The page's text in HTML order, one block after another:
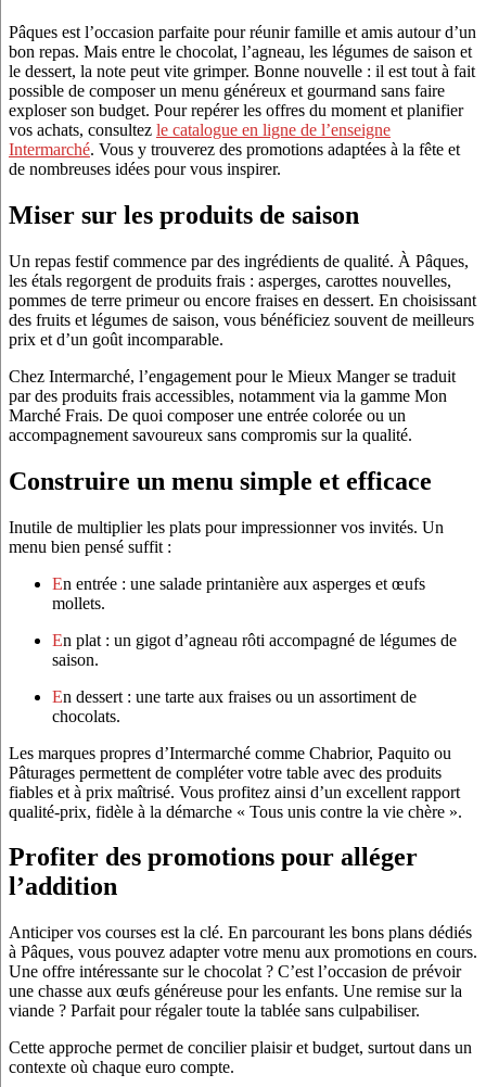
Pâques est l’occasion parfaite pour réunir famille et amis autour d’un
bon repas. Mais entre le chocolat, l’agneau, les légumes de saison et
le dessert, la note peut vite grimper. Bonne nouvelle : il est tout à fait
possible de composer un menu généreux et gourmand sans faire
exploser son budget. Pour repérer les offres du moment et planifier
vos achats, consultez le catalogue en ligne de l’enseigne
Intermarché. Vous y trouverez des promotions adaptées à la fête et
de nombreuses idées pour vous inspirer.
Miser sur les produits de saison
Un repas festif commence par des ingrédients de qualité. À Pâques,
les étals regorgent de produits frais : asperges, carottes nouvelles,
pommes de terre primeur ou encore fraises en dessert. En choisissant
des fruits et légumes de saison, vous bénéficiez souvent de meilleurs
prix et d’un goût incomparable.
Chez Intermarché, l’engagement pour le Mieux Manger se traduit
par des produits frais accessibles, notamment via la gamme Mon
Marché Frais. De quoi composer une entrée colorée ou un
accompagnement savoureux sans compromis sur la qualité.
Construire un menu simple et efficace
Inutile de multiplier les plats pour impressionner vos invités. Un
menu bien pensé suffit :
En entrée : une salade printanière aux asperges et œufs
mollets.
En plat : un gigot d’agneau rôti accompagné de légumes de
saison.
En dessert : une tarte aux fraises ou un assortiment de
chocolats.
Les marques propres d’Intermarché comme Chabrior, Paquito ou
Pâturages permettent de compléter votre table avec des produits
fiables et à prix maîtrisé. Vous profitez ainsi d’un excellent rapport
qualité-prix, fidèle à la démarche « Tous unis contre la vie chère ».
Profiter des promotions pour alléger
l’addition
Anticiper vos courses est la clé. En parcourant les bons plans dédiés
à Pâques, vous pouvez adapter votre menu aux promotions en cours.
Une offre intéressante sur le chocolat ? C’est l’occasion de prévoir
une chasse aux œufs généreuse pour les enfants. Une remise sur la
viande ? Parfait pour régaler toute la tablée sans culpabiliser.
Cette approche permet de concilier plaisir et budget, surtout dans un
contexte où chaque euro compte.